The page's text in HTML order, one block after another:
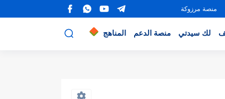
منصة مرزوكة
لك سيدتي منصة الدعم المناهج